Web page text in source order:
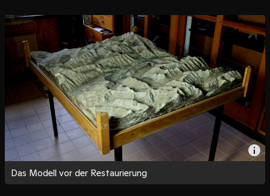
Das Modell vor der Restaurierung